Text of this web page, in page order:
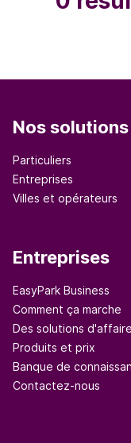
Nos solutions
Particuliers
Entreprises
Villes et opérateurs
Entreprises
EasyPark Business
Comment ça marche
Des solutions
Produits et prix
Banque de
Contactez-nous